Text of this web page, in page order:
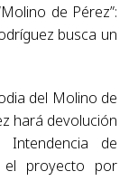
de Pérez”:
busca un
del Molino de
hará devolución
de
el proyecto por